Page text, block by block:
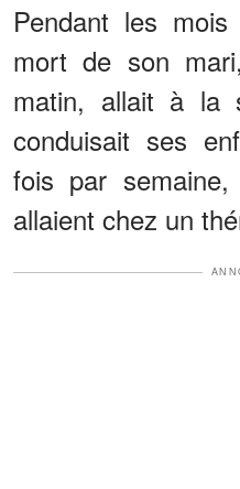
Pendant les
mort de son
matin, allait à la
conduisait ses
fois par
allaient chez un